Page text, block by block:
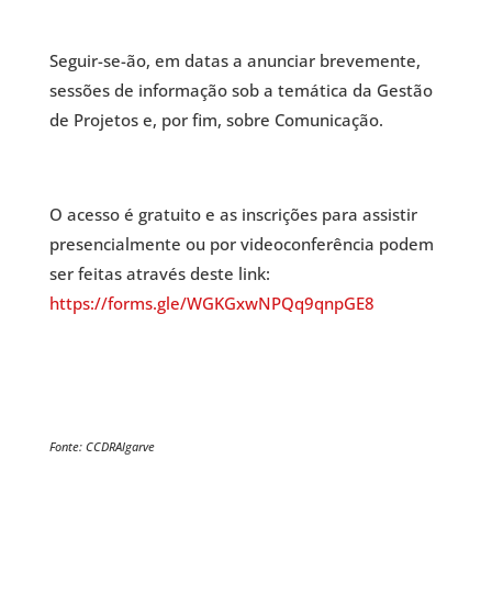
Seguir-se-ão, em datas a anunciar brevemente,
sessões de informação sob a temática da Gestão
de Projetos e, por fim, sobre Comunicação.
O acesso é gratuito e as inscrições para assistir
presencialmente ou por videoconferência podem
ser feitas através deste link:
https://forms.gle/WGKGxwNPQq9qnpGE8
Fonte: CCDRAlgarve